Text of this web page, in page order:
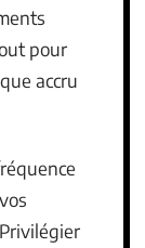
pour
accru